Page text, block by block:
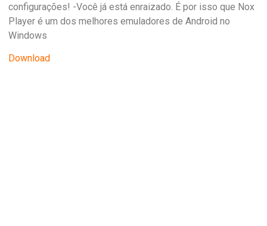
configurações! -Você já está enraizado. É por isso que Nox
Player é um dos melhores emuladores de Android no
Windows
Download